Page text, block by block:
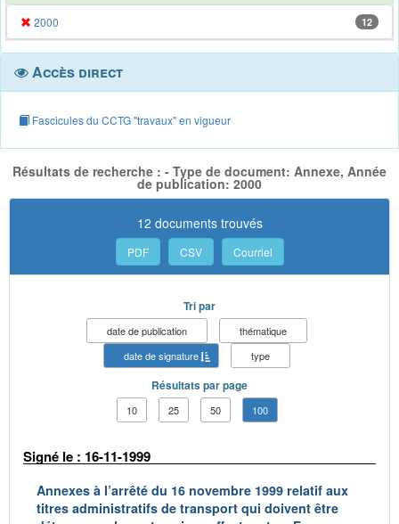
2000 12
Accès direct
Fascicules du CCTG "travaux" en vigueur
Résultats de recherche : - Type de document: Annexe, Année
de publication: 2000
12 documents trouvés
PDF CSV Courriel
Tri par
date de publication
thématique
date de signature
type
Résultats par page
10 25 50 100
Signé le : 16-11-1999
Annexes à l’arrêté du 16 novembre 1999 relatif aux
titres administratifs de transport qui doivent être